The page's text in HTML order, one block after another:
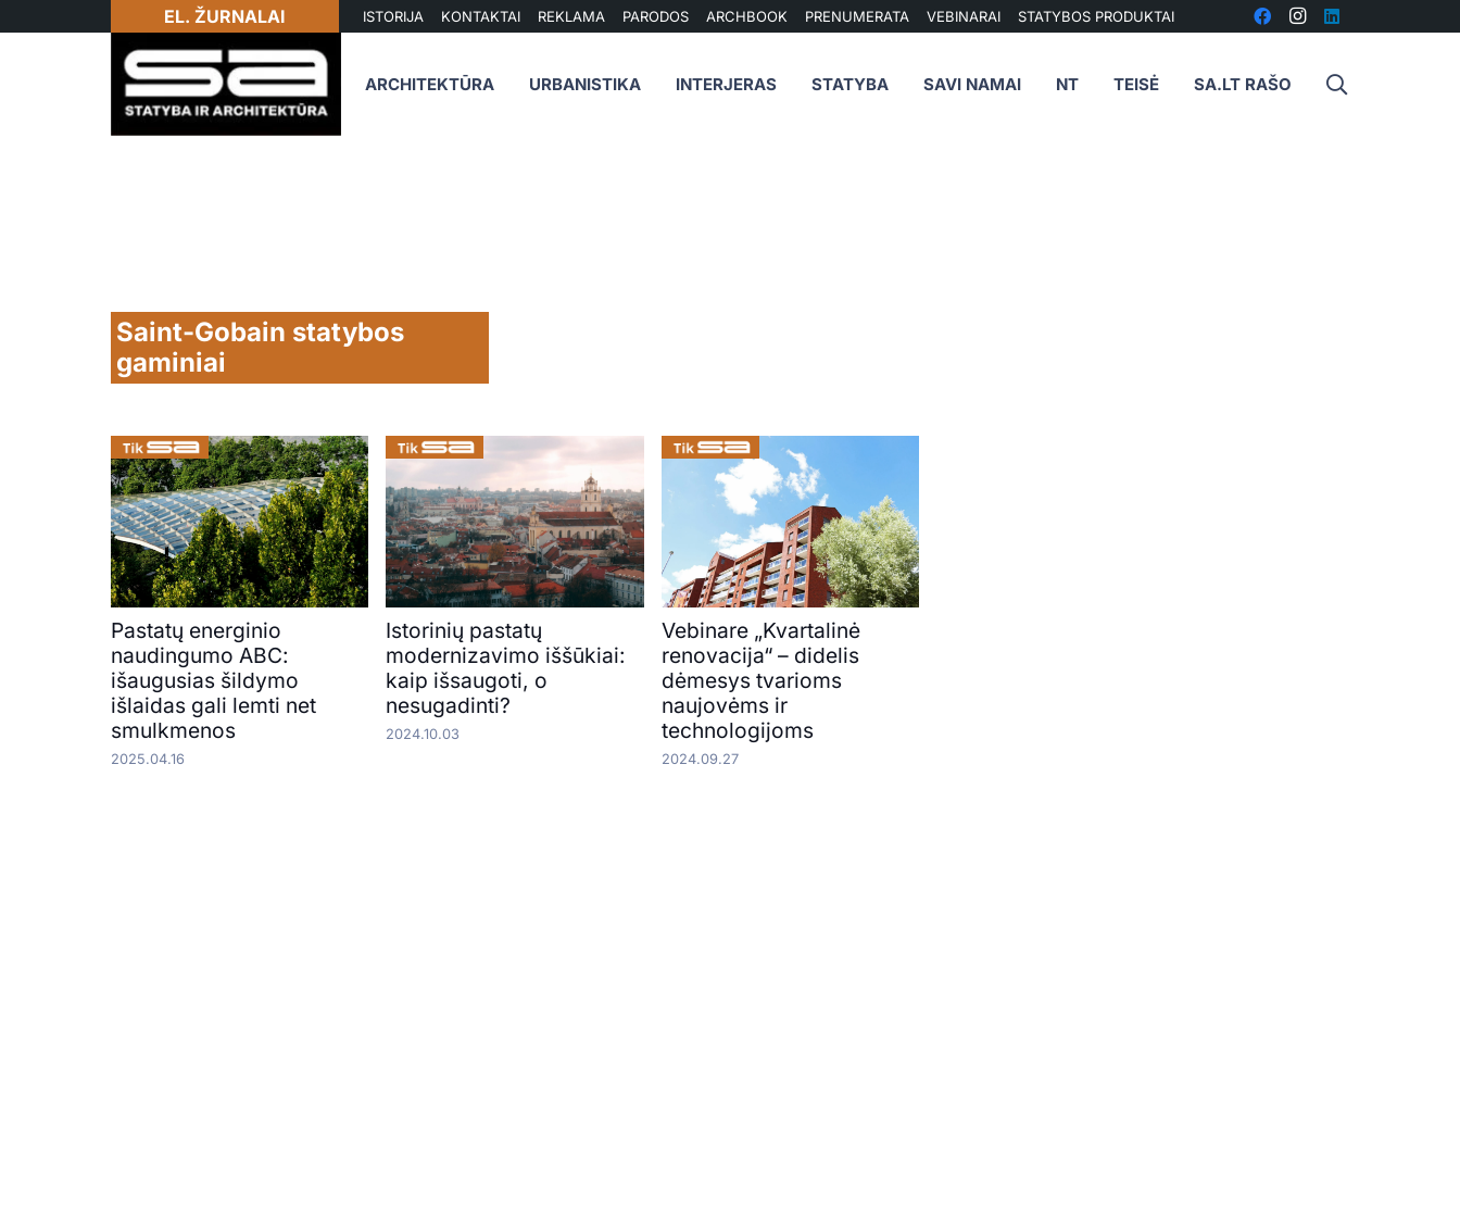
EL. ŽURNALAI ISTORIJA KONTAKTAI REKLAMA PARODOS ARCHBOOK PRENUMERATA VEBINARAI STATYBOS PRODUKTAI
ARCHITEKTŪRA URBANISTIKA INTERJERAS STATYBA SAVI NAMAI NT TEISĖ SA.LT RAŠO
Saint-Gobain statybos
gaminiai
Pastatų energinio
naudingumo ABC:
išaugusias šildymo
išlaidas gali lemti net
smulkmenos
2025.04.16
Istorinių pastatų
modernizavimo iššūkiai:
kaip išsaugoti, o
nesugadinti?
2024.10.03
Vebinare „Kvartalinė
renovacija“ – didelis
dėmesys tvarioms
naujovėms ir
technologijoms
2024.09.27